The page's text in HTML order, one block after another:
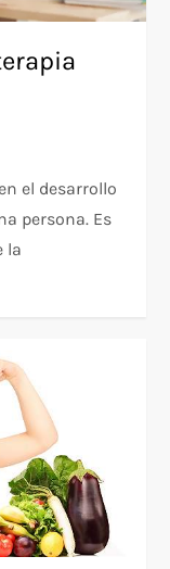
el desarrollo
persona. Es
la